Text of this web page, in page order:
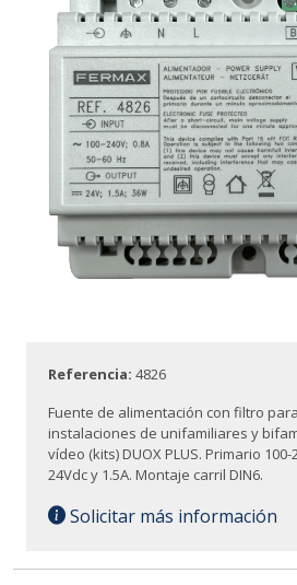
Referencia: 4826
Fuente de alimentación con filtro
instalaciones de unifamiliares y
vídeo (kits) DUOX PLUS. Primario
24Vdc y 1.5A. Montaje carril DIN6.
Solicitar más información